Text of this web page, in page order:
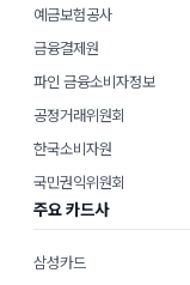
예금보험공사
금융결제원
파인 금융소비자정보
공정거래위원회
한국소비자원
국민권익위원회
주요 카드사
삼성카드